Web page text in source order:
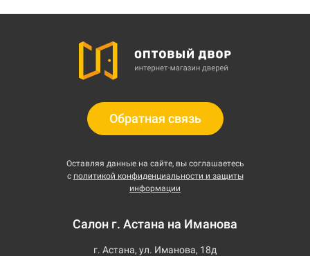
Обратная связь
Оставляя данные на сайте, вы соглашаетесь
с политикой конфиденциальности и защиты
информации
Салон г. Астана на Иманова
г. Астана, ул. Иманова, 18д